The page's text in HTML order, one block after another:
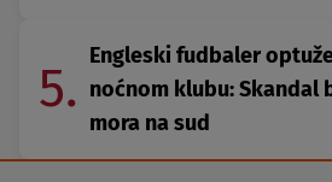
5.
Engleski fudbaler
noćnom klubu: Skandal
mora na sud